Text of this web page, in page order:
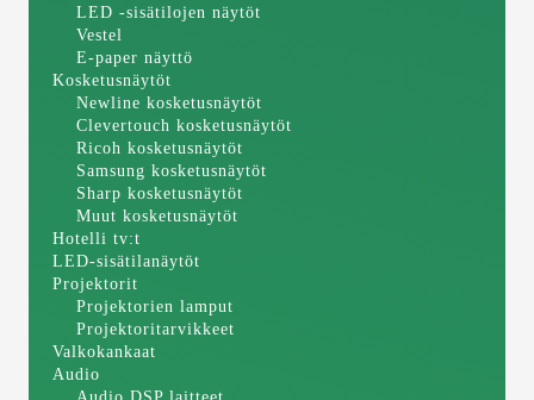
LED -sisätilojen näytöt
Vestel
E-paper näyttö
Kosketusnäytöt
Newline kosketusnäytöt
Clevertouch kosketusnäytöt
Ricoh kosketusnäytöt
Samsung kosketusnäytöt
Sharp kosketusnäytöt
Muut kosketusnäytöt
Hotelli tv:t
LED-sisätilanäytöt
Projektorit
Projektorien lamput
Projektoritarvikkeet
Valkokankaat
Audio